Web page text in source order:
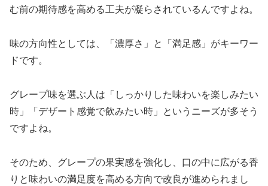
む前の期待感を高める工夫が凝らされているんですよね。
味の方向性としては、「濃厚さ」と「満足感」がキーワー
ドです。
グレープ味を選ぶ人は「しっかりした味わいを楽しみたい
時」「デザート感覚で飲みたい時」というニーズが多そう
ですよね。
そのため、グレープの果実感を強化し、口の中に広がる香
りと味わいの満足度を高める方向で改良が進められまし